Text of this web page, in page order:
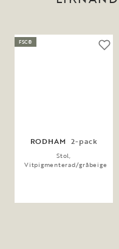
RODHAM 2-pack
Stol,
Vitpigmenterad/gråbeige
FSC®